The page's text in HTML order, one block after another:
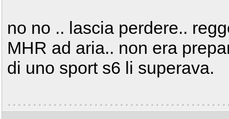
no no .. lascia perdere..
MHR ad aria.. non era
di uno sport s6 li superava.